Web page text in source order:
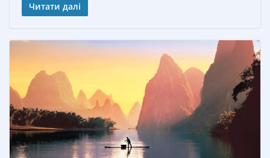
e
o
o
er
st n
er
а
в
и
т
ь
Читати далі